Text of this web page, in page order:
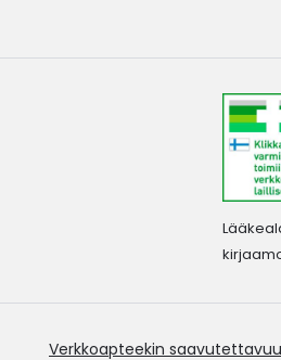
Verkkoapteekin